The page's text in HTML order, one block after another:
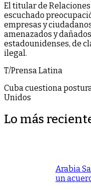
El titular de
escuchado
empresas y
amenazados y
estadounidenses, de
ilegal.
T/Prensa Latina
Cuba cuestiona
Unidos
Lo más
Arabia
un